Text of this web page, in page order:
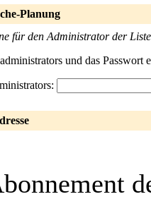
Planung
für den Administrator der
und das